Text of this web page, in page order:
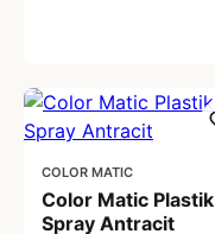
COLOR MATIC
Color Matic Plastik
Spray Antracit